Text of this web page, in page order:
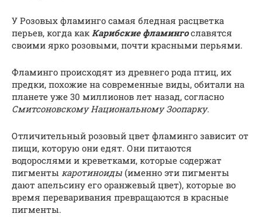
У Розовых фламинго самая бледная расцветка
перьев, когда как Карибские фламингославятся
своими ярко розовыми, почти красными перьями.
Фламинго происходят из древнего рода птиц, их
предки, похожие на современные виды, обитали на
планете уже 30 миллионов лет назад, согласно
Смитсоновскому Национальному Зоопарку.
Отличительный розовый цвет фламинго зависит от
пищи, которую они едят. Они питаются
водорослями и креветками, которые содержат
пигменты каротиноиды (именно эти пигменты
дают апельсину его оранжевый цвет), которые во
время переваривания превращаются в красные
пигменты.